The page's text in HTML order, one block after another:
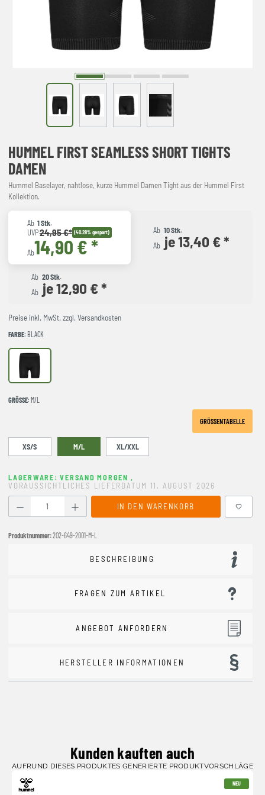
HUMMEL FIRST SEAMLESS SHORT TIGHTS
DAMEN
Hummel Baselayer, nahtlose, kurze Hummel Damen Tight aus der Hummel First
Kollektion.
Ab 1 Stk.
UVP24,95 €* (40.28% gespart)
Ab14,90 € *
Ab 10 Stk.
Ab je 13,40 € *
Ab 20 Stk.
Ab je 12,90 € *
Preise inkl. MwSt. zzgl. Versandkosten
FARBE: BLACK
Black
GRÖSSE : M/L
GRÖSSENTABELLE
XS/S M/L XL/XXL
LAGERWARE: VERSAND MORGEN ,
VORAUSSICHTLICHES LIEFERDATUM 11. AUGUST 2026
Produkt Anzahl: Gib den gewünschten Wert ein oder
IN DEN WARENKORB
Produktnummer:202-649-2001-M-L
BESCHREIBUNG
FRAGEN ZUM ARTIKEL
ANGEBOT ANFORDERN
HERSTELLER INFORMATIONEN
Kunden kauften auch
AUFRUND DIESES PRODUKTES GENERIERTE PRODUKTVORSCHLÄGE
NEU